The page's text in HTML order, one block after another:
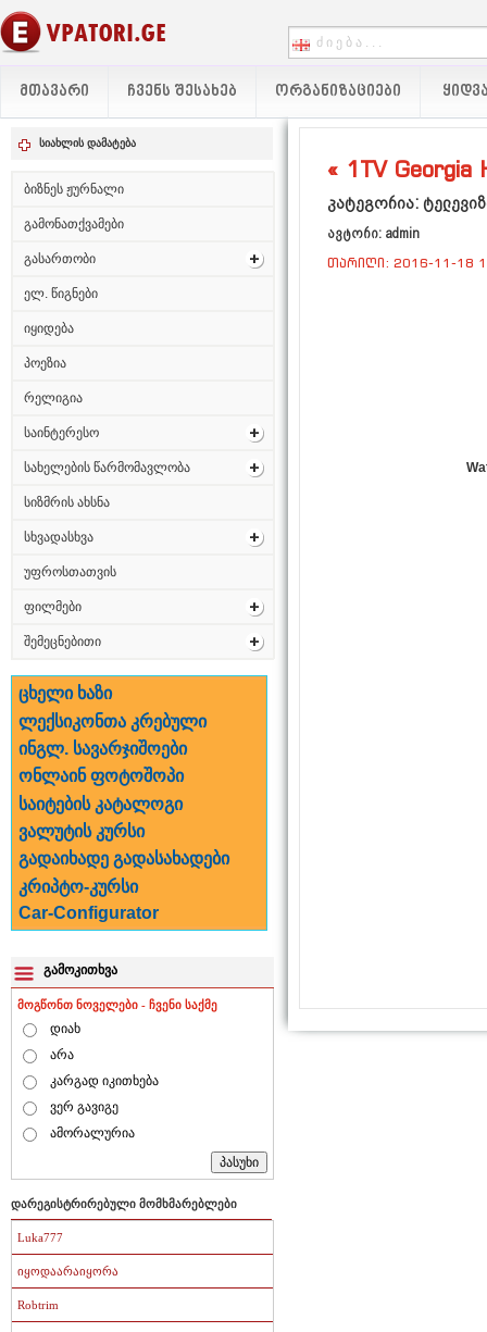
ᲛᲗᲐᲕᲐᲠᲘ ᲩᲕᲔᲜᲡ ᲨᲔᲡᲐᲮᲔᲑ ᲝᲠᲒᲐᲜᲘᲖᲐᲪᲘᲔᲑᲘ
სიახლის დამატება
ბიზნეს ჟურნალი
გამონათქვამები
გასართობი
ელ. წიგნები
იყიდება
პოეზია
რელიგია
საინტერესო
სახელების წარმომავლობა
სიზმრის ახსნა
სხვადასხვა
უფროსთათვის
ფილმები
შემეცნებითი
ცხელი ხაზი
ლექსიკონთა კრებული
ინგლ. სავარჯიშოები
ონლაინ ფოტოშოპი
საიტების კატალოგი
ვალუტის კურსი
გადაიხადე გადასახადები
კრიპტო-კურსი
Car-Configurator
გამოკითხვა
მოგწონთ ნოველები - ჩვენი საქმე
დიახ
არა
კარგად იკითხება
ვერ გავიგე
ამორალურია
დარეგისტრირებული მომხმარებლები
Luka777
იყოდაარაიყორა
Robtrim
« 1TV Georgia
კატეგორია:
ავტორი: admin
თარიღი: 2016-11-18